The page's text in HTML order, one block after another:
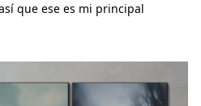
que ese es mi principal